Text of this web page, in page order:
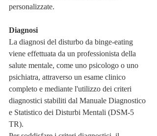
personalizzate.
Diagnosi
La diagnosi del disturbo da binge-eating
viene effettuata da un professionista della
salute mentale, come uno psicologo o uno
psichiatra, attraverso un esame clinico
completo e mediante l'utilizzo dei criteri
diagnostici stabiliti dal Manuale Diagnostico
e Statistico dei Disturbi Mentali (DSM-5
TR).